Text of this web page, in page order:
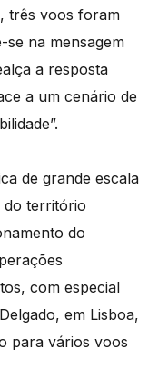
três voos foram
se na mensagem
a resposta
a um cenário de
de grande escala
do território
do
com especial
em Lisboa,
para vários voos